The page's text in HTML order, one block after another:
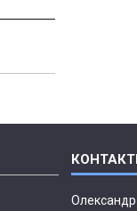
Олександр